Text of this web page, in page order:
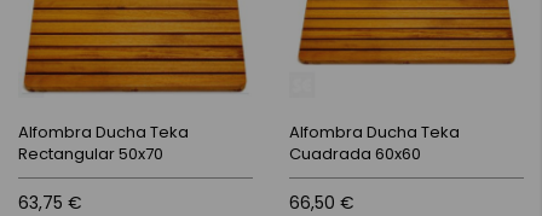
Alfombra Ducha Teka
Rectangular 50x70
63,75 €
Alfombra Ducha Teka
Cuadrada 60x60
66,50 €